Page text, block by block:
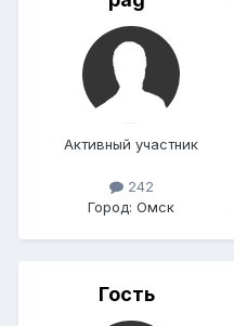
Активный участник
242
Город: Омск
Гость